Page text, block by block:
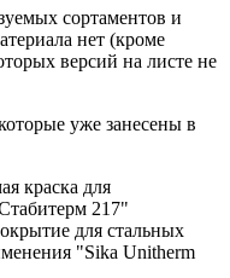
сортаментов и
нет (кроме
версий на листе не
уже занесены в
краска для
217"
для стальных
"Sika Unitherm